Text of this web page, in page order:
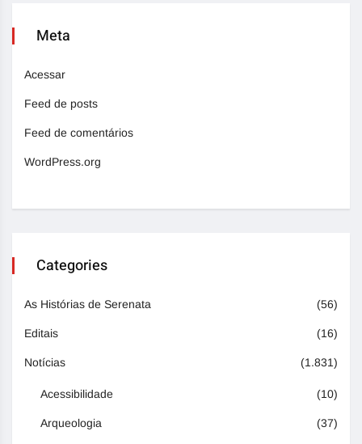
Meta
Acessar
Feed de posts
Feed de comentários
WordPress.org
Categories
As Histórias de Serenata (56)
Editais (16)
Notícias (1.831)
Acessibilidade (10)
Arqueologia (37)